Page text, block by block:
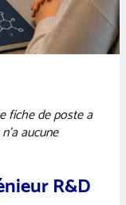
fiche de poste a
aucune
R&D